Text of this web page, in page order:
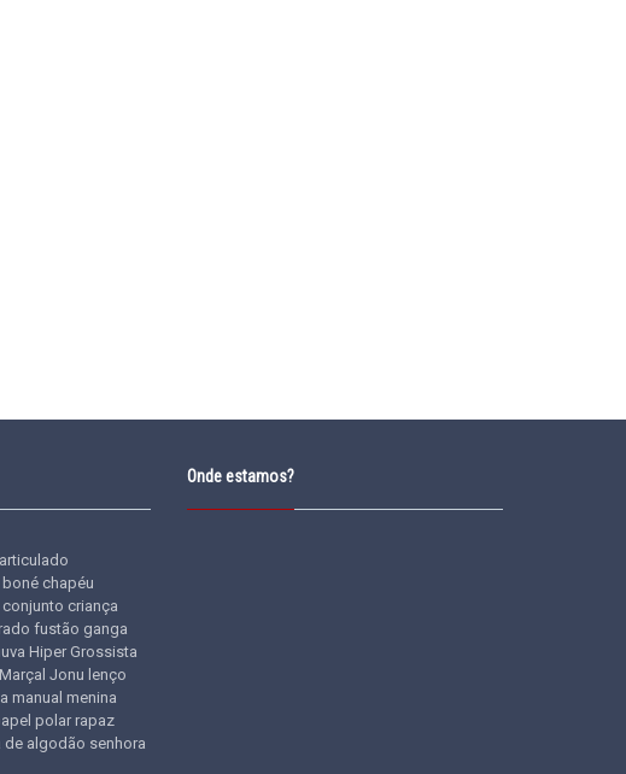
articulado
boné chapéu
conjunto criança
fustão ganga
Hiper Grossista
Jonu lenço
manual menina
polar rapaz
de algodão senhora
Onde estamos?